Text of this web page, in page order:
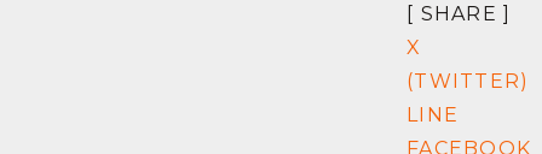
[ SHARE ]
X
(TWITTER)
LINE
FACEBOOK